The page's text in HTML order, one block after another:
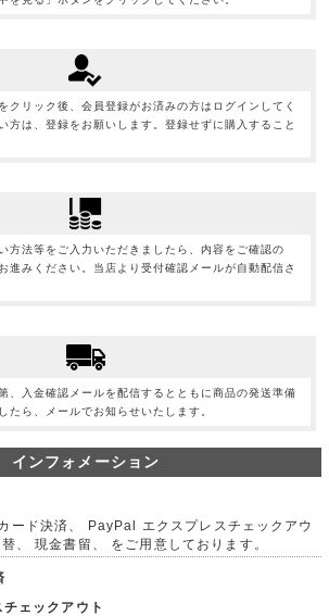
クリック後、会員登録がお済みの方はログインしてく
方は、登録をお願いします。登録せずに購入すること
方法等をご入力いただきましたら、内容をご確認の
進みください。当店より受付確認メールが自動配信さ
、入金確認メールを配信するとともに商品の発送準備
たら、メールでお知らせいたします。
インフォメーション
ード決済、 PayPal エクスプレスチェックアウ
、 現金書留、 をご用意しております。
ェックアウト